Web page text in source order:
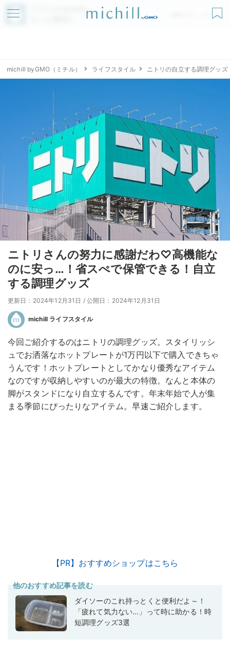
アプリでmichillが
無料ダウンロード
michill byGMO（ミチル） ライフスタイル ニトリの自立する調理グッズ
ニトリさんの努力に感謝だわ♡高機能な
のに安っ…！省スぺで保管できる！自立
する調理グッズ
更新日：2024年12月31日 / 公開日：2024年12月31日
michill ライフスタイル
今回ご紹介するのはニトリの調理グッズ。スタイリッシ
ュでお洒落なホットプレートが1万円以下で購入できちゃ
うんです！ホットプレートとしてかなり優秀なアイテム
なのですが収納しやすいのが最大の特徴。なんと本体の
脚がスタンドになり自立するんです。年末年始で人が集
まる季節にぴったりなアイテム。早速ご紹介します。
【PR】おすすめショップはこちら
他のおすすめ記事を読む
ダイソーのこれ持っとくと便利だよ～！
「疲れて気力ない…」って時に助かる！時
短調理グッズ3選